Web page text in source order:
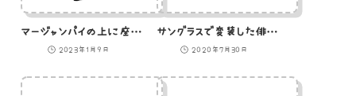
マージャンパイの上に座るひよこのイラスト（キューマン）
2023年1月9日
サングラスで変装した俳優のひよこのイラスト
2020年7月30日